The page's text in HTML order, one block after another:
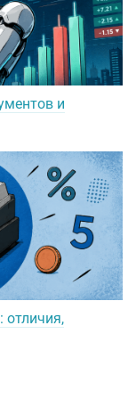
и
отличия,